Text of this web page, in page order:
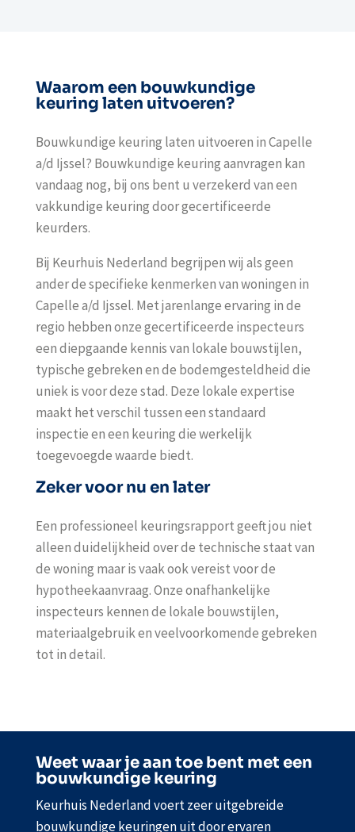
Waarom een bouwkundige
keuring laten uitvoeren?
Bouwkundige keuring laten uitvoeren in Capelle
a/d Ijssel? Bouwkundige keuring aanvragen kan
vandaag nog, bij ons bent u verzekerd van een
vakkundige keuring door gecertificeerde
keurders.
Bij Keurhuis Nederland begrijpen wij als geen
ander de specifieke kenmerken van woningen in
Capelle a/d Ijssel. Met jarenlange ervaring in de
regio hebben onze gecertificeerde inspecteurs
een diepgaande kennis van lokale bouwstijlen,
typische gebreken en de bodemgesteldheid die
uniek is voor deze stad. Deze lokale expertise
maakt het verschil tussen een standaard
inspectie en een keuring die werkelijk
toegevoegde waarde biedt.
Zeker voor nu en later
Een professioneel keuringsrapport geeft jou niet
alleen duidelijkheid over de technische staat van
de woning maar is vaak ook vereist voor de
hypotheekaanvraag. Onze onafhankelijke
inspecteurs kennen de lokale bouwstijlen,
materiaalgebruik en veelvoorkomende gebreken
tot in detail.
Weet waar je aan toe bent met een
bouwkundige keuring
Keurhuis Nederland voert zeer uitgebreide
bouwkundige keuringen uit door ervaren